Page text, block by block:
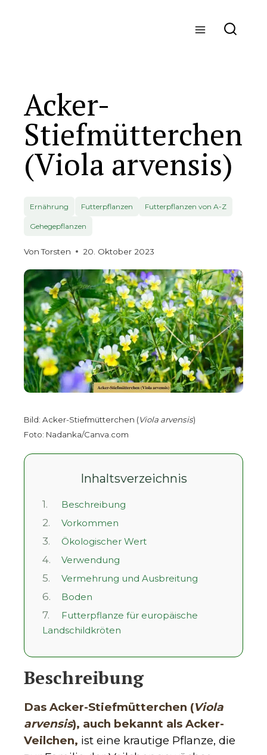
Acker-
Stiefmütterchen
(Viola arvensis)
Ernährung Futterpflanzen Futterpflanzen von A-Z
Gehegepflanzen
Von Torsten 20. Oktober 2023
Bild: Acker-Stiefmütterchen (Viola arvensis)
Foto: Nadanka/Canva.com
Inhaltsverzeichnis
1. Beschreibung
2. Vorkommen
3. Ökologischer Wert
4. Verwendung
5. Vermehrung und Ausbreitung
6. Boden
7.
Futterpflanze für europäische
Landschildkröten
Beschreibung
Das Acker-Stiefmütterchen (Viola
arvensis), auch bekannt als Acker-
Veilchen, ist eine krautige Pflanze, die